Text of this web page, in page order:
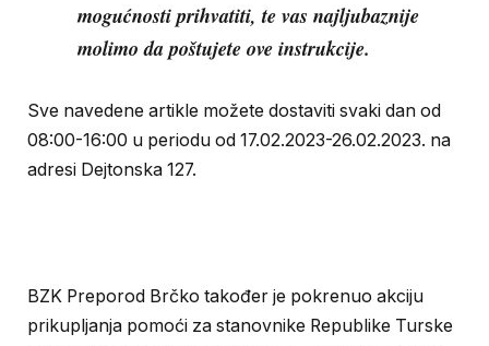
mogućnosti prihvatiti, te vas najljubaznije
molimo da poštujete ove instrukcije.
Sve navedene artikle možete dostaviti svaki dan od
08:00-16:00 u periodu od 17.02.2023-26.02.2023. na
adresi Dejtonska 127.
BZK Preporod Brčko također je pokrenuo akciju
prikupljanja pomoći za stanovnike Republike Turske